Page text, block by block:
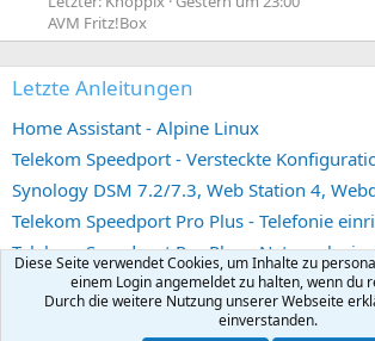
AVM Fritz!Box
Letzte Anleitungen
Home Assistant - Alpine Linux
Telekom Speedport - Versteckte
Telekom Speedport Pro Plus - Telefonie
Telekom Speedport Pro Plus - Netzwerk
Diese Seite verwendet Cookies, um Inhalte zu
einem Login angemeldet zu halten, wenn du
Durch die weitere Nutzung unserer Webseite
einverstanden.